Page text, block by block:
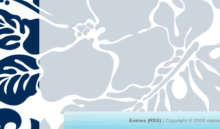
Entries (RSS) | Copyright © 2009